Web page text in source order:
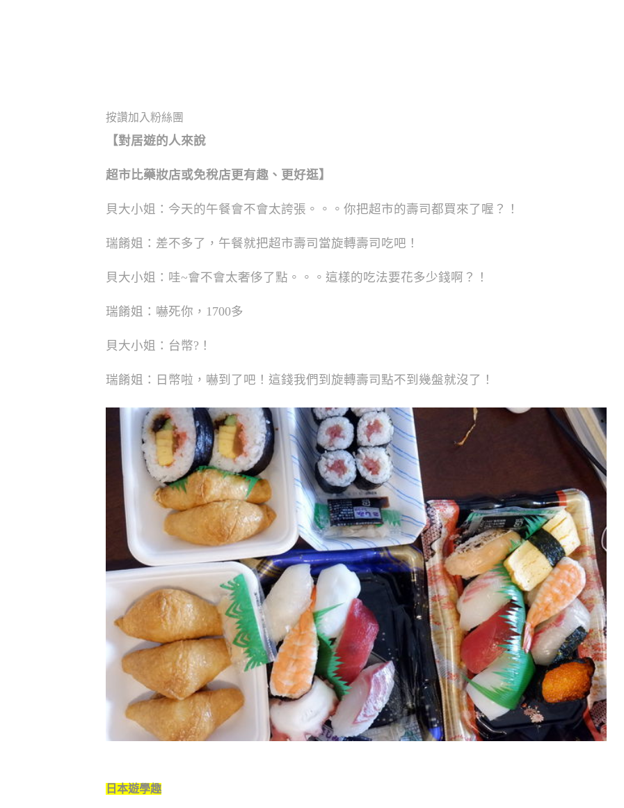
按讚加入粉絲團
【對居遊的人來說
超市比藥妝店或免稅店更有趣、更好逛】
貝大小姐：今天的午餐會不會太誇張。。。你把超市的壽司都買來了喔？！
瑞餚姐：差不多了，午餐就把超市壽司當旋轉壽司吃吧！
貝大小姐：哇~會不會太奢侈了點。。。這樣的吃法要花多少錢啊？！
瑞餚姐：嚇死你，1700多
貝大小姐：台幣?！
瑞餚姐：日幣啦，嚇到了吧！這錢我們到旋轉壽司點不到幾盤就沒了！
日本遊學趣